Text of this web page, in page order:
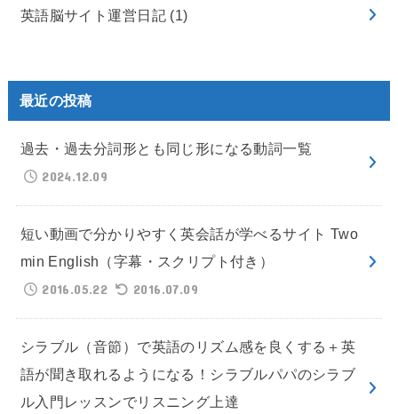
英語脳サイト運営日記 (1)
最近の投稿
過去・過去分詞形とも同じ形になる動詞一覧
2024.12.09
短い動画で分かりやすく英会話が学べるサイト Two
min English（字幕・スクリプト付き）
2016.05.22
2016.07.09
シラブル（音節）で英語のリズム感を良くする＋英
語が聞き取れるようになる！シラブルパパのシラブ
ル入門レッスンでリスニング上達